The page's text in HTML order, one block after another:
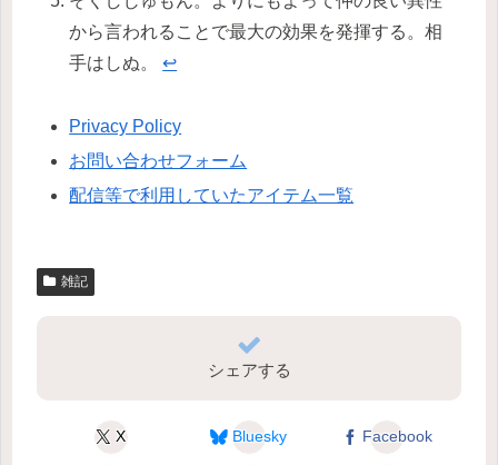
から言われることで最大の効果を発揮する。相
手はしぬ。↩︎
Privacy Policy
お問い合わせフォーム
配信等で利用していたアイテム一覧
雑記
シェアする
X Bluesky Facebook